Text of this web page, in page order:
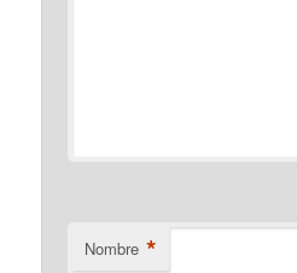
Nombre *